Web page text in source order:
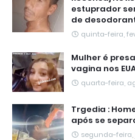
estuprador
de
quinta-feira,
Mulher é
vagina nos
quarta-feira,
Trgedia :
após se
segunda-feira,